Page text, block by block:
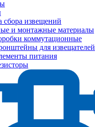
сбора извещений
и монтажные материалы
коммутационные
для извещателей
питания